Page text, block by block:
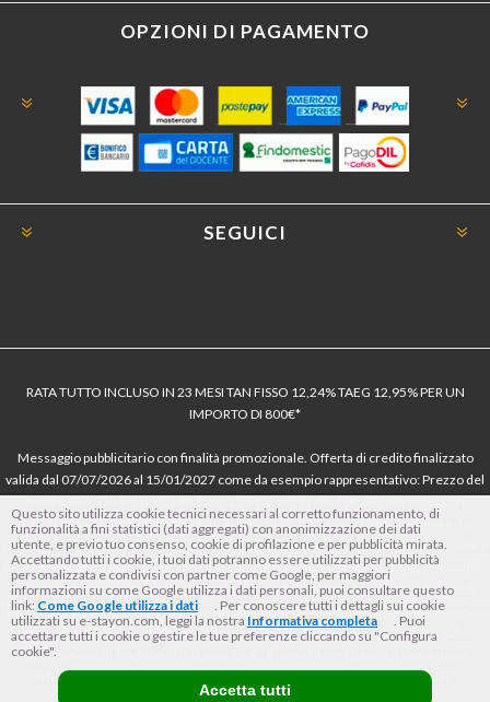
OPZIONI DI PAGAMENTO
SEGUICI
RATA TUTTO INCLUSO IN 23 MESI TAN FISSO 12,24% TAEG 12,95% PER UN
IMPORTO DI 800€*
Messaggio pubblicitario con finalità promozionale. Offerta di credito finalizzato
valida dal 07/07/2026 al 15/01/2027 come da esempio rappresentativo: Prezzo del
dell’offerta azzerati. Importo totale del credito € 800. Importo totale dovuto dal
Consumatore € 920. Decorrenza media della prima rata a 90 giorni. Al fine di gestire
le tue spese in modo responsabile e di conoscere eventuali altre offerte disponibili,
Findomestic ti ricorda, prima di sottoscrivere il contratto, di prendere visione di
tutte le condizioni economiche e contrattuali, facendo riferimento alle Informazioni
Europee di Base sul Credito ai Consumatori (IEBCC) nel percorso online. Salvo
approvazione di Findomestic Banca S.p.A.. Il rivenditore (StayON) opera quale
intermediario del credito per Findomestic Banca S.p.A., non in esclusiva.
Questo sito utilizza cookie tecnici necessari al corretto funzionamento, di
funzionalità a fini statistici (dati aggregati) con anonimizzazione dei dati
utente, e previo tuo consenso, cookie di profilazione e per pubblicità mirata.
Accettando tutti i cookie, i tuoi dati potranno essere utilizzati per pubblicità
personalizzata e condivisi con partner come Google, per maggiori
informazioni su come Google utilizza i dati personali, puoi consultare questo
link: Come Google utilizza i dati
. Per conoscere tutti i dettagli sui cookie
utilizzati su e-stayon.com, leggi la nostra Informativa completa
. Puoi
accettare tutti i cookie o gestire le tue preferenze cliccando su "Configura
cookie".
Accetta tutti